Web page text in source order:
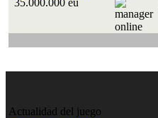
35.000.000 eu
Actualidad del juego